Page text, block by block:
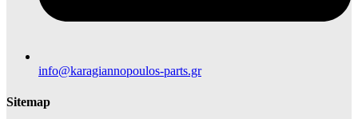
info@karagiannopoulos-parts.gr
Sitemap